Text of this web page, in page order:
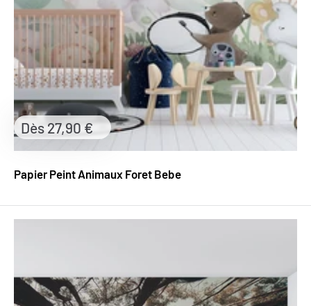
Papier Peint Animaux Foret Bebe
Prix
réduit
Dès 27,90 €